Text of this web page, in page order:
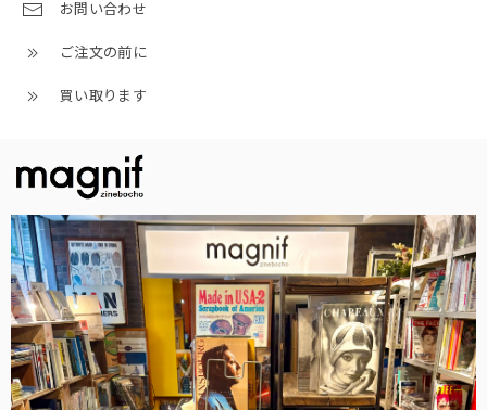
お問い合わせ
ご注文の前に
買い取ります